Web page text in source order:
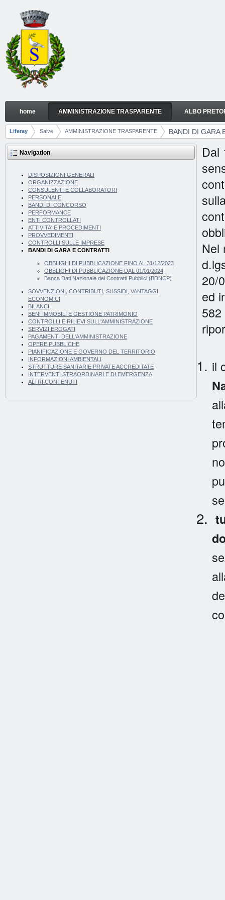
Skip to Content
BANDI DI GARA E CONTRATTI
Navigation
home AMMINISTRAZIONE TRASPARENTE ALBO
Breadcrumbs
Liferay Salve AMMINISTRAZIONE TRASPARENTE BANDI DI GARA
Navigation
DISPOSIZIONI GENERALI
ORGANIZZAZIONE
CONSULENTI E COLLABORATORI
PERSONALE
BANDI DI CONCORSO
PERFORMANCE
ENTI CONTROLLATI
ATTIVITA' E PROCEDIMENTI
PROVVEDIMENTI
CONTROLLI SULLE IMPRESE
BANDI DI GARA E CONTRATTI
OBBLIGHI DI PUBBLICAZIONE FINO AL 31/12/2023
OBBLIGHI DI PUBBLICAZIONE DAL 01/01/2024
Banca Dati Nazionale dei Contratti Pubblici (BDNCP)
SOVVENZIONI, CONTRIBUTI, SUSSIDI, VANTAGGI
ECONOMICI
BILANCI
BENI IMMOBILI E GESTIONE PATRIMONIO
CONTROLLI E RILIEVI SULL'AMMINISTRAZIONE
SERVIZI EROGATI
PAGAMENTI DELL'AMMINISTRAZIONE
OPERE PUBBLICHE
PIANIFICAZIONE E GOVERNO DEL TERRITORIO
INFORMAZIONI AMBIENTALI
STRUTTURE SANITARIE PRIVATE ACCREDITATE
INTERVENTI STRAORDINARI E DI EMERGENZA
ALTRI CONTENUTI
Dal
Nel
20/
ed
il